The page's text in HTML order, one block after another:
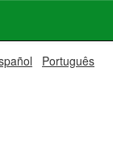
Português